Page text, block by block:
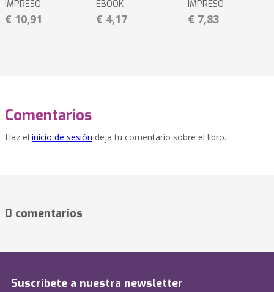
IMPRESO
€ 10,91
EBOOK
€ 4,17
IMPRESO
€ 7,83
Comentarios
Haz el inicio de sesión deja tu comentario sobre el libro.
0 comentarios
Suscríbete a nuestra newsletter